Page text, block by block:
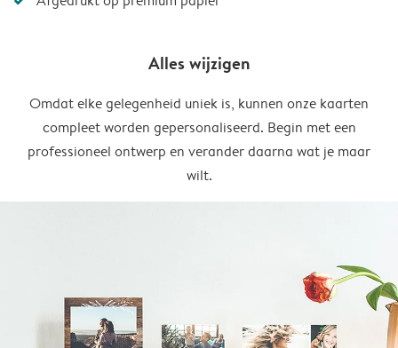
Alles wijzigen
Omdat elke gelegenheid uniek is, kunnen onze kaarten
compleet worden gepersonaliseerd. Begin met een
professioneel ontwerp en verander daarna wat je maar
wilt.